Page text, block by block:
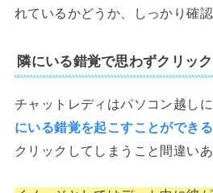
れているかどうか、しっかり確
隣にいる錯覚で思わずクリック
チャットレディはパソコン越し
にいる錯覚を起こすことができ
クリックしてしまうこと間違いあ